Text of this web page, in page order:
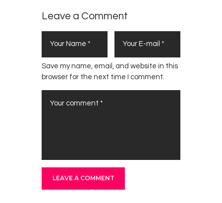
Leave a Comment
Save my name, email, and website in this
browser for the next time I comment.